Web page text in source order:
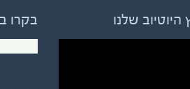
היוטיוב שלנו בקרו